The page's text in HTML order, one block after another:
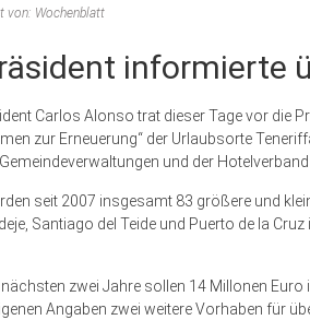
von: Wochenblatt
informierte
Carlos Alonso trat dieser Tage vor die
zur Erneuerung“ der Urlaubsorte
und der
seit 2007 insgesamt 83 größere und
Santiago del Teide und Puerto de la
nächsten zwei Jahre sollen 14 Millonen
Angaben zwei weitere Vorhaben für